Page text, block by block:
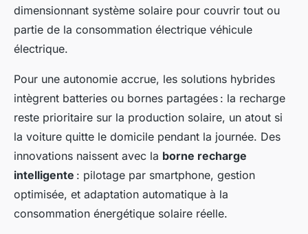
dimensionnant système solaire pour couvrir tout ou
partie de la consommation électrique véhicule
électrique.
Pour une autonomie accrue, les solutions hybrides
intègrent batteries ou bornes partagées : la recharge
reste prioritaire sur la production solaire, un atout si
la voiture quitte le domicile pendant la journée. Des
innovations naissent avec la borne recharge
intelligente : pilotage par smartphone, gestion
optimisée, et adaptation automatique à la
consommation énergétique solaire réelle.